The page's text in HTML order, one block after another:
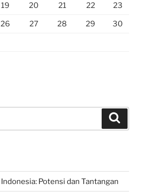
19 20 21 22 23
26 27 28 29 30
Potensi dan Tantangan